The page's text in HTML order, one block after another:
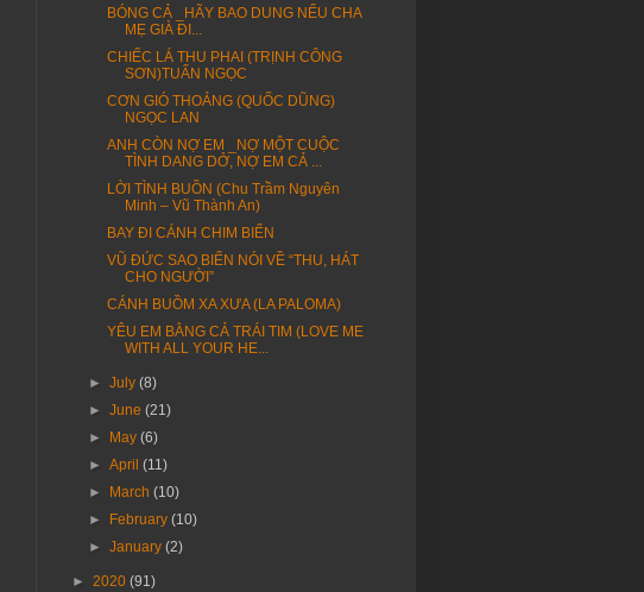
BÓNG CẢ _HÃY BAO DUNG NẾU CHA
MẸ GIÀ ĐI...
CHIẾC LÁ THU PHAI (TRỊNH CÔNG
SƠN)TUẤN NGỌC
CƠN GIÓ THOẢNG (QUỐC DŨNG)
NGỌC LAN
ANH CÒN NỢ EM _NỢ MỘT CUỘC
TÌNH DANG DỞ, NỢ EM CẢ ...
LỜI TÌNH BUỒN (Chu Trầm Nguyên
Minh – Vũ Thành An)
BAY ĐI CÁNH CHIM BIỂN
VŨ ĐỨC SAO BIỂN NÓI VỀ “THU, HÁT
CHO NGƯỜI”
CÁNH BUỒM XA XƯA (LA PALOMA)
YÊU EM BẰNG CẢ TRÁI TIM (LOVE ME
WITH ALL YOUR HE...
►July(8)
►June(21)
►
May(6)
►April(11)
►
March(10)
►
February(10)
►January(2)
► 2020 (91)